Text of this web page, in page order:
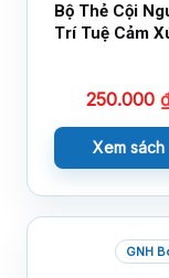
Bộ Thẻ Cội
Trí Tuệ Cảm
250.000
Xem sách
GNH